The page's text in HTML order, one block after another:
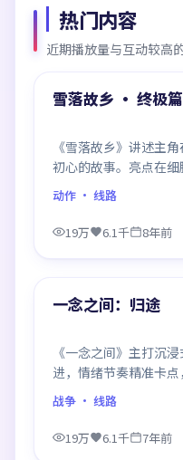
热门内容
近期播放量与互动较高
热门
雪落故乡 · 终极篇
《雪落故乡》讲述主
初心的故事。亮点在
情戏与动作戏比例平衡
动作 · 线路
19万 6.1千 8年前
热门
一念之间：归途
《一念之间》主打沉
进，情绪节奏精准卡
合喜欢慢热好戏的观众。
战争 · 线路
19万 6.1千
7年前